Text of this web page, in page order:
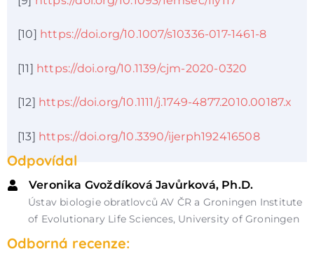
[10] https://doi.org/10.1007/s10336-017-1461-8
[11] https://doi.org/10.1139/cjm-2020-0320
[12] https://doi.org/10.1111/j.1749-4877.2010.00187.x
[13] https://doi.org/10.3390/ijerph192416508
Odpovídal
Veronika Gvoždíková Javůrková, Ph.D.
Ústav biologie obratlovců AV ČR a Groningen Institute
of Evolutionary Life Sciences, University of Groningen
Odborná recenze: